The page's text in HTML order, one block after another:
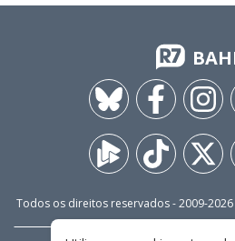
Todos os direitos reservados - 2009-2026